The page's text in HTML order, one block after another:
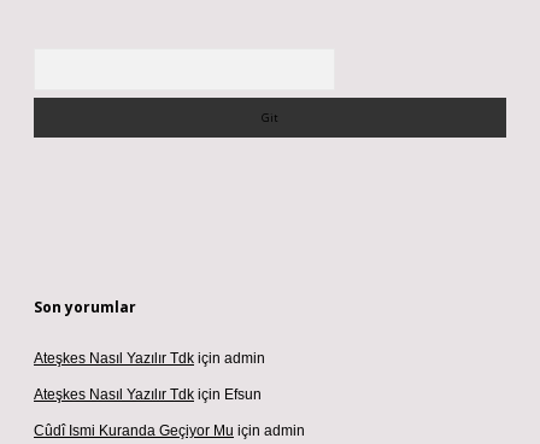
Son yorumlar
Ateşkes Nasıl Yazılır Tdk için admin
Ateşkes Nasıl Yazılır Tdk için Efsun
Cûdî Ismi Kuranda Geçiyor Mu için admin